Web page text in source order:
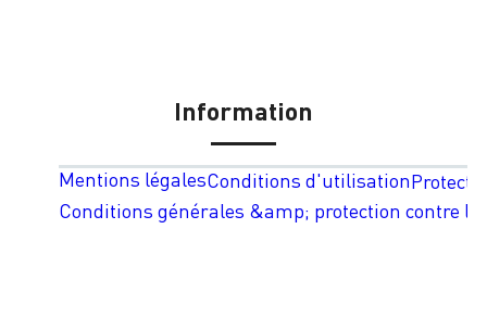
Information
Mentions légalesConditions d'utilisation
Conditions générales &amp; protection contre